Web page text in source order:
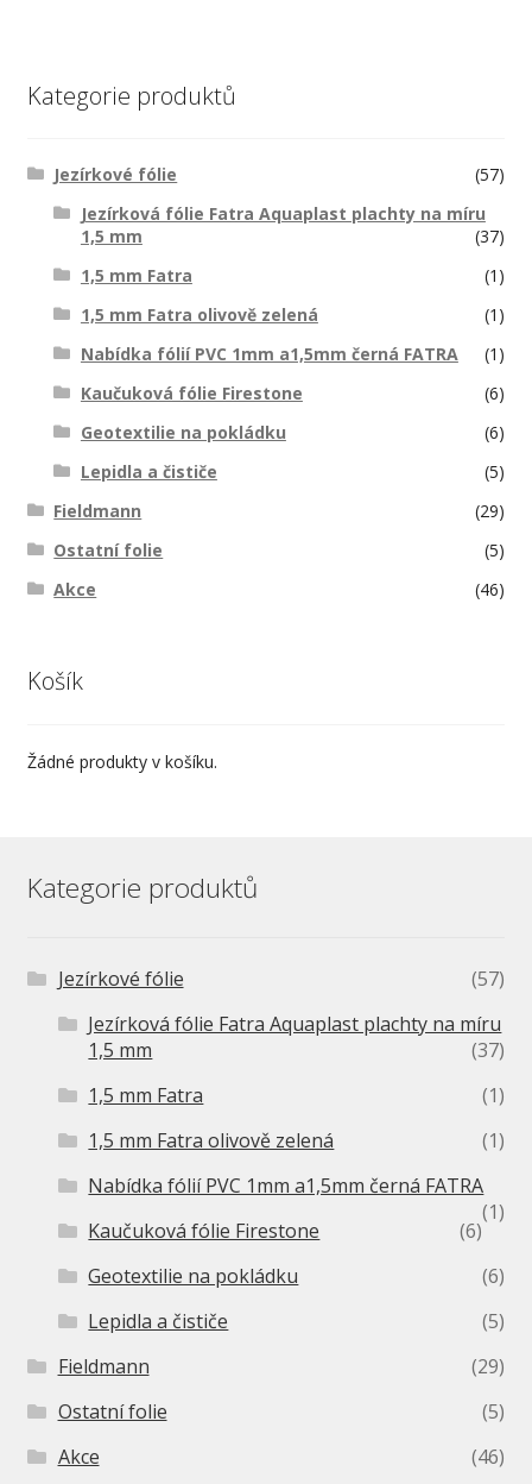
Kategorie produktů
Jezírkové fólie
(57)
Jezírková fólie Fatra Aquaplast plachty na míru
1,5 mm
(37)
1,5 mm Fatra
(1)
1,5 mm Fatra olivově zelená
(1)
Nabídka fólií PVC 1mm a1,5mm černá FATRA
(1)
Kaučuková fólie Firestone
(6)
Geotextilie na pokládku
(6)
Lepidla a čističe
(5)
Fieldmann
(29)
Ostatní folie
(5)
Akce
(46)
Košík
Žádné produkty v košíku.
Kategorie produktů
Jezírkové fólie
(57)
Jezírková fólie Fatra Aquaplast plachty na míru
1,5 mm
(37)
1,5 mm Fatra
(1)
1,5 mm Fatra olivově zelená
(1)
Nabídka fólií PVC 1mm a1,5mm černá FATRA
(1)
Kaučuková fólie Firestone
(6)
Geotextilie na pokládku
(6)
Lepidla a čističe
(5)
Fieldmann
(29)
Ostatní folie
(5)
Akce
(46)